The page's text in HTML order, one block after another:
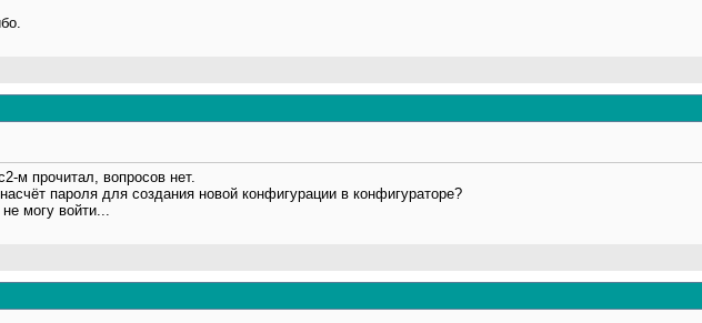
м прочитал, вопросов нет.
пароля для создания новой конфигурации в конфигураторе?
не могу войти...